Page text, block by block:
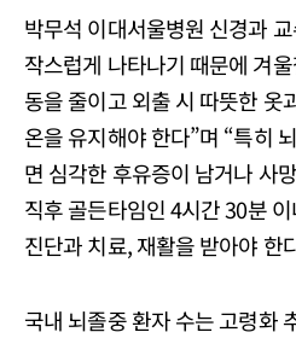
박무석 이대서울병원 신경과
작스럽게 나타나기 때문에 겨
동을 줄이고 외출 시 따뜻한 옷
온을 유지해야 한다”며 “특히
면 심각한 후유증이 남거나 사
직후 골든타임인 4시간 30분
진단과 치료, 재활을 받아야 한
국내 뇌졸중 환자 수는 고령화